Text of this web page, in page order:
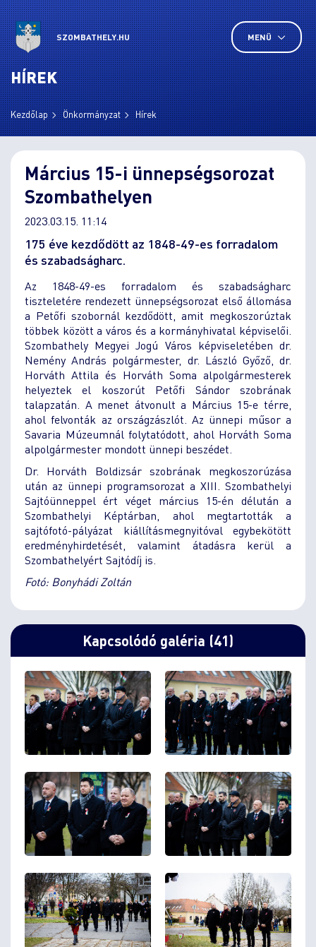
SZOMBATHELY.HU MENÜ
HÍREK
Kezdőlap Önkormányzat Hírek
Március 15-i ünnepségsorozat
Szombathelyen
2023.03.15. 11:14
175 éve kezdődött az 1848-49-es forradalom
és szabadságharc.
Az 1848-49-es forradalom és szabadságharc
tiszteletére rendezett ünnepségsorozat első állomása
a Petőfi szobornál kezdődött, amit megkoszorúztak
többek között a város és a kormányhivatal képviselői.
Szombathely Megyei Jogú Város képviseletében dr.
Nemény András polgármester, dr. László Győző, dr.
Horváth Attila és Horváth Soma alpolgármesterek
helyeztek el koszorút Petőfi Sándor szobrának
talapzatán. A menet átvonult a Március 15-e térre,
ahol felvonták az országzászlót. Az ünnepi műsor a
Savaria Múzeumnál folytatódott, ahol Horváth Soma
alpolgármester mondott ünnepi beszédet.
Dr. Horváth Boldizsár szobrának megkoszorúzása
után az ünnepi programsorozat a XIII. Szombathelyi
Sajtóünneppel ért véget március 15-én délután a
Szombathelyi Képtárban, ahol megtartották a
sajtófotó-pályázat kiállításmegnyitóval egybekötött
eredményhirdetését, valamint átadásra kerül a
Szombathelyért Sajtódíj is.
Fotó: Bonyhádi Zoltán
Kapcsolódó galéria (41)